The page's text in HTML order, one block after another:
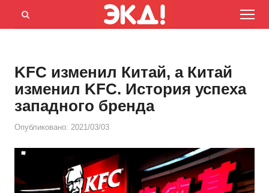
Menu
Открыть
KFC изменил Китай, а Китай
изменил KFC. История успеха
западного бренда
Опубликовано: 2021/03/03